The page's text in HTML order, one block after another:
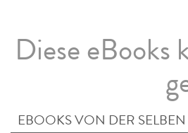
Diese eBooks
EBOOKS VON DER SELBEN